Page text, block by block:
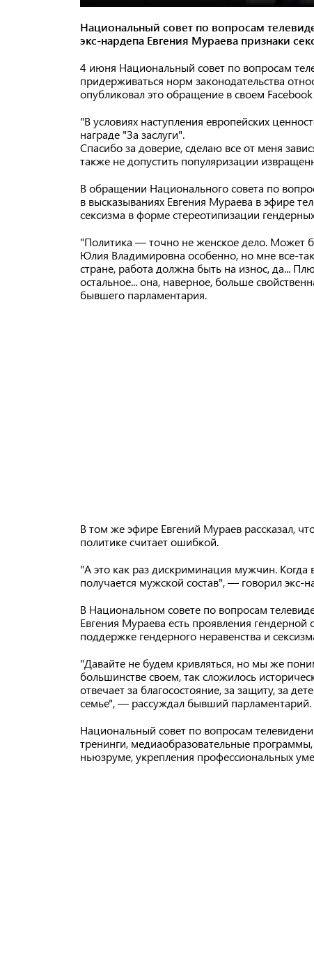
Национальный совет по вопросам
экс-нардепа Евгения Мураева признаки
4 июня Национальный совет по вопросам
придерживаться норм законодательства
опубликовал это обращение в своем
"В условиях наступления европейских
награде "За заслуги".
Спасибо за доверие, сделаю все от меня
также не допустить популяризации
В обращении Национального совета по
в высказываниях Евгения Мураева в эфире
сексизма в форме стереотипизации
"Политика — точно не женское дело. Может
Юлия Владимировна особенно, но мне все-
стране, работа должна быть на износ, да...
остальное... она, наверное, больше
бывшего парламентария.
В том же эфире Евгений Мураев рассказал,
политике считает ошибкой.
"А это как раз дискриминация мужчин. Когда
получается мужской состав", — говорил экс-
В Национальном совете по вопросам
Евгения Мураева есть проявления
поддержке гендерного неравенства и
"Давайте не будем кривляться, но мы же
большинстве своем, так сложилось
отвечает за благосостояние, за защиту, за
семье", — рассуждал бывший парламентарий.
Национальный совет по вопросам
тренинги, медиаобразовательные
ньюзруме, укрепления профессиональных